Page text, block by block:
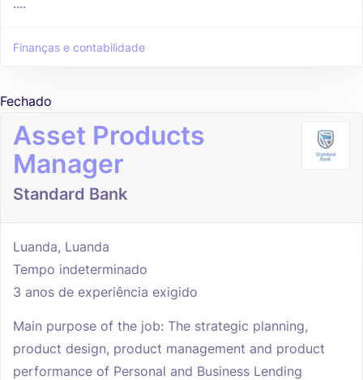
Finanças e contabilidade
Fechado
Asset Products
Manager
Standard Bank
Luanda, Luanda
Tempo indeterminado
3 anos de experiência exigido
Main purpose of the job: The strategic planning,
product design, product management and product
performance of Personal and Business Lending